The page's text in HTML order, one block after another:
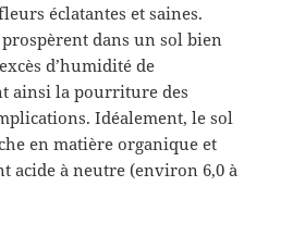
éclatantes et saines.
dans un sol bien
d’humidité de
ainsi la pourriture des
Idéalement, le sol
en matière organique et
acide à neutre (environ 6,0 à